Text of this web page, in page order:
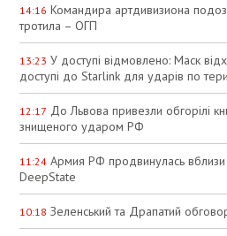
14:16 Командира артдивизиона
тротила – ОГП
13:23 У доступі відмовлено: Маск
доступі до Starlink для ударів по
12:17 До Львова привезли обгорілі
знищеного ударом РФ
11:24 Армия РФ продвинулась вблизи
DeepState
10:18 Зеленський та Драпатий